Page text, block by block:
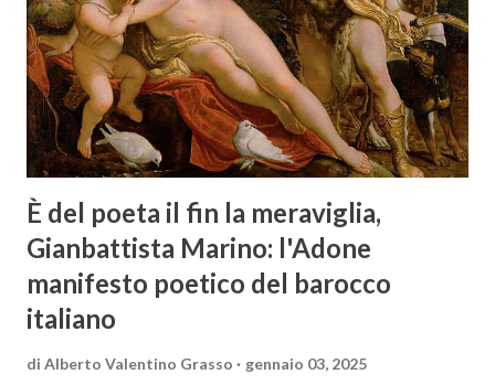
È del poeta il fin la meraviglia,
Gianbattista Marino: l'Adone
manifesto poetico del barocco
italiano
di Alberto Valentino Grasso gennaio 03, 2025